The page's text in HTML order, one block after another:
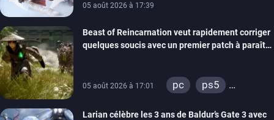
05 août 2026 à 17:39
Beast of Reincarnation veut rapidement corriger
quelques soucis avec un premier patch à paraître
05 août 2026 à 17:01 pc
ps5
Larian célèbre les 3 ans de Baldur’s Gate 3 avec